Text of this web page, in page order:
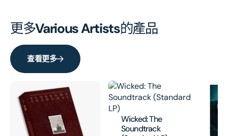
(WKW
OST)
(ARS
Vinyl)
的
數
量
數
量
更多Various Artists的產品
查看更多
Wicked: The
Soundtrack